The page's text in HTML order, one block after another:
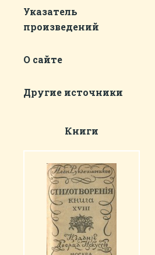
Указатель
произведений
О сайте
Другие источники
Книги